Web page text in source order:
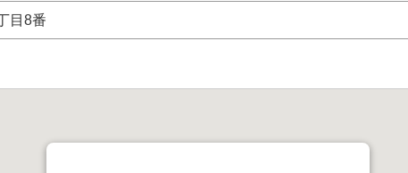
目8番